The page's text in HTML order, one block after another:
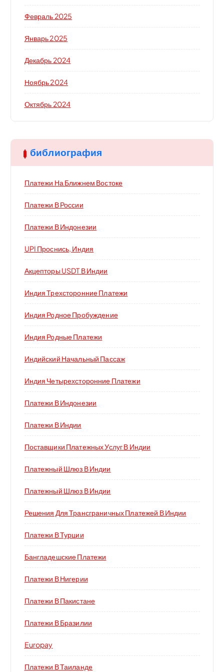
Февраль 2025
Январь 2025
Декабрь 2024
Ноябрь 2024
Октябрь 2024
библиография
Платежи На Ближнем Востоке
Платежи В России
Платежи В Индонезии
UPI Проснись, Индия
Акцепторы USDT В Индии
Индия Трехсторонние Платежи
Индия Родное Пробуждение
Индия Родные Платежи
Индийский Начальный Пассаж
Индия Четырехсторонние Платежи
Платежи В Индонезии
Платежи В Индии
Поставщики Платежных Услуг В Индии
Платежный Шлюз В Индии
Платежный Шлюз В Индии
Решения Для Трансграничных Платежей В Индии
Платежи В Турции
Бангладешские Платежи
Платежи В Нигерии
Платежи В Пакистане
Платежи В Бразилии
Europay
Платежи В Таиланде